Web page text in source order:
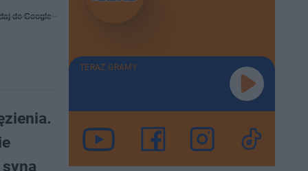
do Google
TERAZ GRAMY